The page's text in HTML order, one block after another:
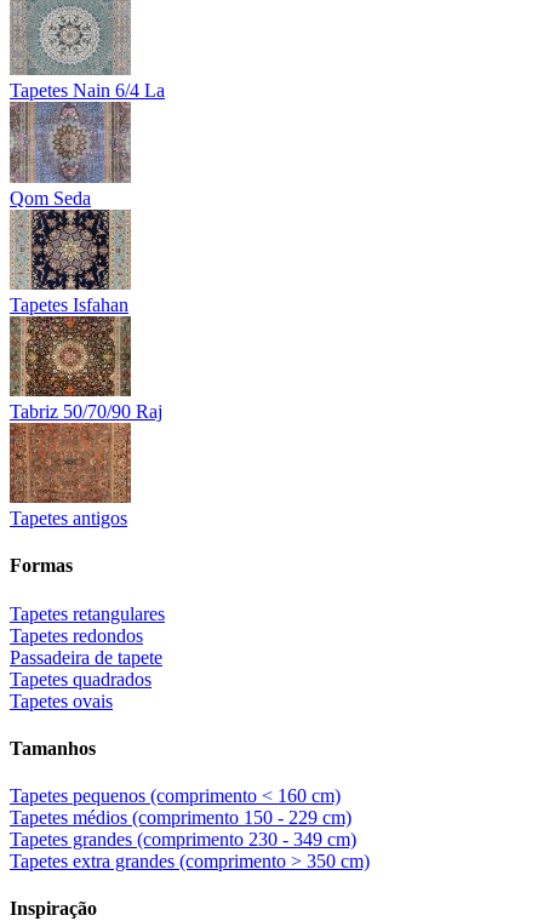
Tapetes Nain 6/4 La
Qom Seda
Tapetes Isfahan
Tabriz 50/70/90 Raj
Tapetes antigos
Formas
Tapetes retangulares
Tapetes redondos
Passadeira de tapete
Tapetes quadrados
Tapetes ovais
Tamanhos
Tapetes pequenos (comprimento < 160 cm)
Tapetes médios (comprimento 150 - 229 cm)
Tapetes grandes (comprimento 230 - 349 cm)
Tapetes extra grandes (comprimento > 350 cm)
Inspiração